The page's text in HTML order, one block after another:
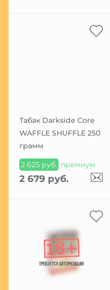
Табак Darkside Core
WAFFLE SHUFFLE 250
грамм
2 625 руб. премиум
2 679 руб.